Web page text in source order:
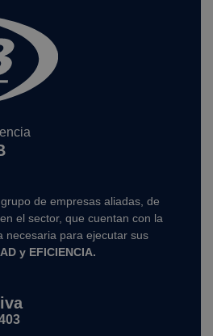
de empresas aliadas, de
el sector, que cuentan con la
necesaria para ejecutar sus
y EFICIENCIA.